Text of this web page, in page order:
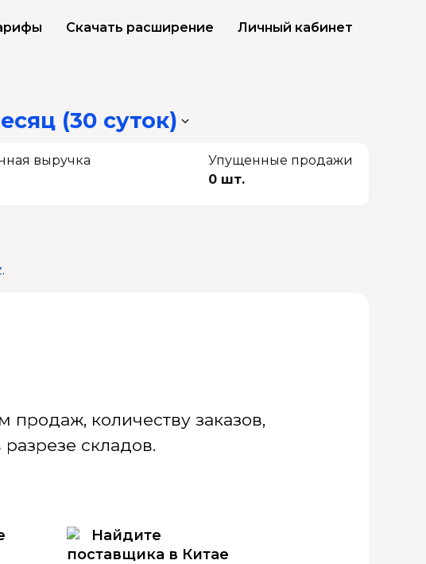
Скачать расширение Личный кабинет
(30 суток)
выручка
Упущенные продажи
0 шт.
.
количеству заказов,
складов.
Найдите
поставщика в Китае